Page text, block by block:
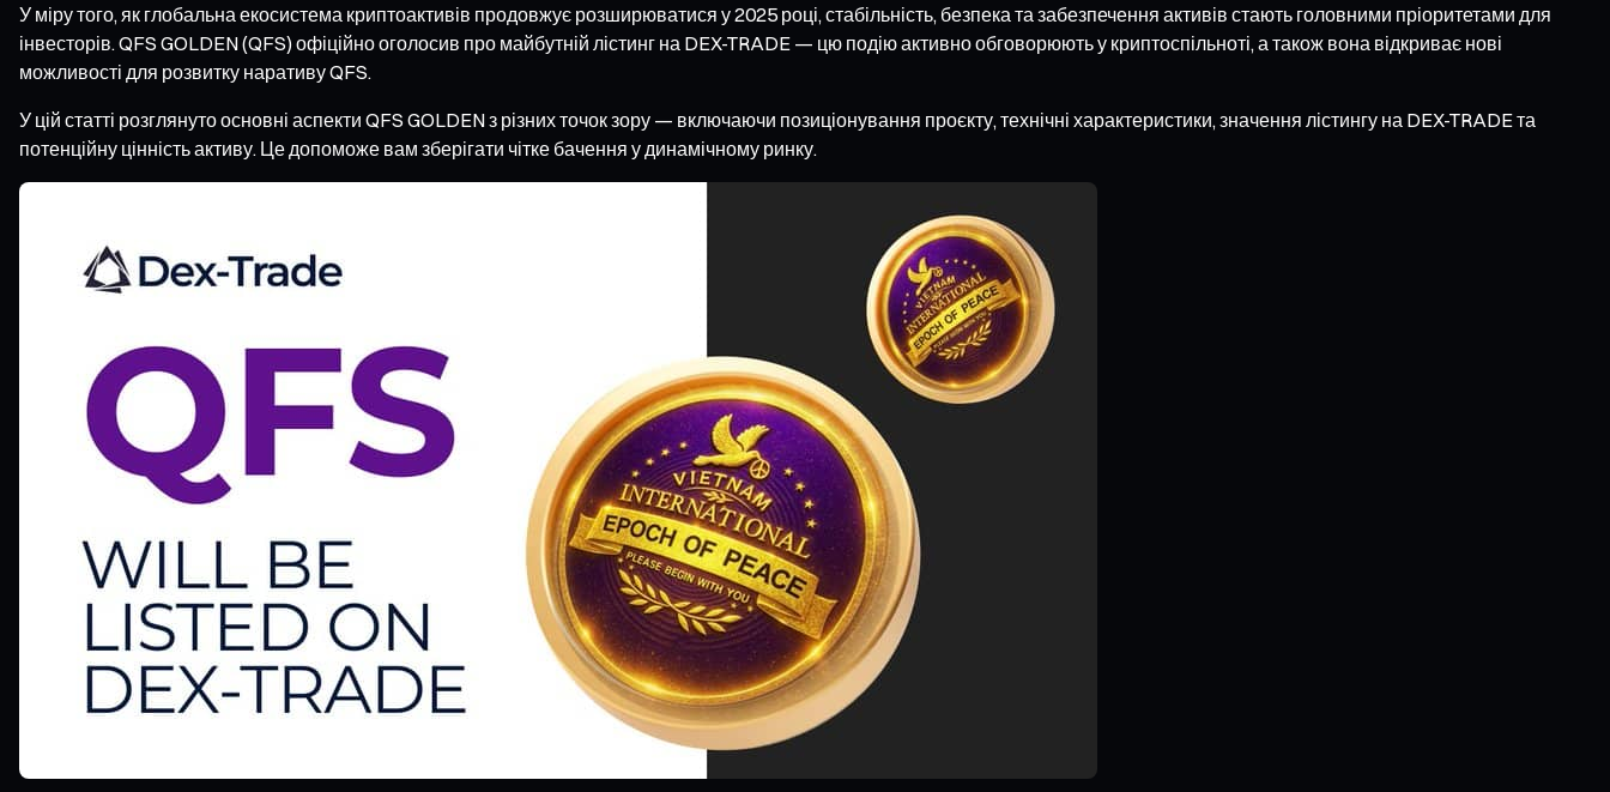
У міру того, як глобальна екосистема криптоактивів продовжує розширюватися у 2025 році, стабільність, безпека та забезпечення активів стають головними пріоритетами для
інвесторів. QFS GOLDEN (QFS) офіційно оголосив про майбутній лістинг на DEX-TRADE — цю подію активно обговорюють у криптоспільноті, а також вона відкриває нові
можливості для розвитку наративу QFS.
У цій статті розглянуто основні аспекти QFS GOLDEN з різних точок зору — включаючи позиціонування проєкту, технічні характеристики, значення лістингу на DEX-TRADE та
потенційну цінність активу. Це допоможе вам зберігати чітке бачення у динамічному ринку.